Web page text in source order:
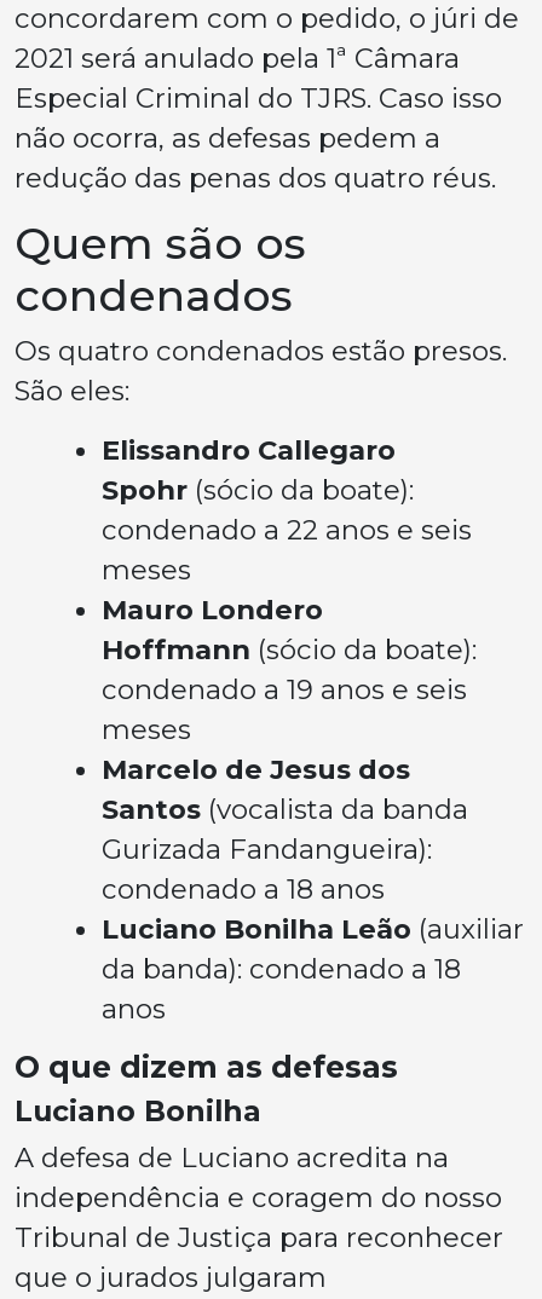
concordarem com o pedido, o júri de
2021 será anulado pela 1ª Câmara
Especial Criminal do TJRS. Caso isso
não ocorra, as defesas pedem a
redução das penas dos quatro réus.
Quem são os
condenados
Os quatro condenados estão presos.
São eles:
Elissandro Callegaro
Spohr (sócio da boate):
condenado a 22 anos e seis
meses
Mauro Londero
Hoffmann (sócio da boate):
condenado a 19 anos e seis
meses
Marcelo de Jesus dos
Santos (vocalista da banda
Gurizada Fandangueira):
condenado a 18 anos
Luciano Bonilha Leão (auxiliar
da banda): condenado a 18
anos
O que dizem as defesas
Luciano Bonilha
A defesa de Luciano acredita na
independência e coragem do nosso
Tribunal de Justiça para reconhecer
que o jurados julgaram